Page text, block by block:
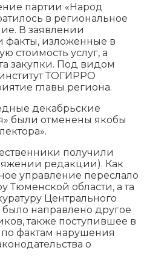
партии «Народ
в региональное
В заявлении
факты, изложенные в
стоимость услуг, а
закупки. Под видом
ТОГИРРО
главы региона.
декабрьские
были отменены якобы
получили
редакции). Как
управление переслало
Тюменской области, а та
Центрального
направлено другое
также поступившее в
по фактам нарушения
о